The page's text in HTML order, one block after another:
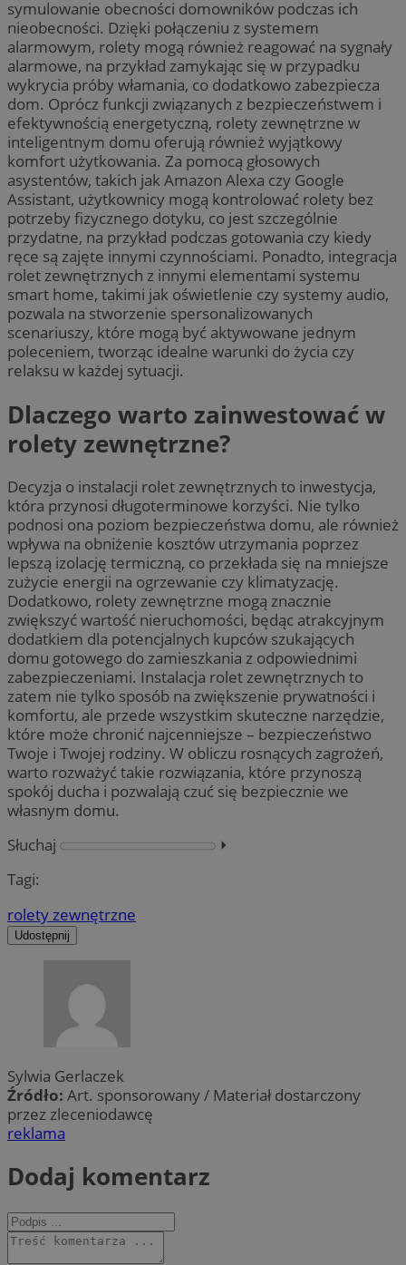
symulowanie obecności domowników podczas ich
nieobecności. Dzięki połączeniu z systemem
alarmowym, rolety mogą również reagować na sygnały
alarmowe, na przykład zamykając się w przypadku
wykrycia próby włamania, co dodatkowo zabezpiecza
dom. Oprócz funkcji związanych z bezpieczeństwem i
efektywnością energetyczną, rolety zewnętrzne w
inteligentnym domu oferują również wyjątkowy
komfort użytkowania. Za pomocą głosowych
asystentów, takich jak Amazon Alexa czy Google
Assistant, użytkownicy mogą kontrolować rolety bez
potrzeby fizycznego dotyku, co jest szczególnie
przydatne, na przykład podczas gotowania czy kiedy
ręce są zajęte innymi czynnościami. Ponadto, integracja
rolet zewnętrznych z innymi elementami systemu
smart home, takimi jak oświetlenie czy systemy audio,
pozwala na stworzenie spersonalizowanych
scenariuszy, które mogą być aktywowane jednym
poleceniem, tworząc idealne warunki do życia czy
relaksu w każdej sytuacji.
Dlaczego warto zainwestować w
rolety zewnętrzne?
Decyzja o instalacji rolet zewnętrznych to inwestycja,
która przynosi długoterminowe korzyści. Nie tylko
podnosi ona poziom bezpieczeństwa domu, ale również
wpływa na obniżenie kosztów utrzymania poprzez
lepszą izolację termiczną, co przekłada się na mniejsze
zużycie energii na ogrzewanie czy klimatyzację.
Dodatkowo, rolety zewnętrzne mogą znacznie
zwiększyć wartość nieruchomości, będąc atrakcyjnym
dodatkiem dla potencjalnych kupców szukających
domu gotowego do zamieszkania z odpowiednimi
zabezpieczeniami. Instalacja rolet zewnętrznych to
zatem nie tylko sposób na zwiększenie prywatności i
komfortu, ale przede wszystkim skuteczne narzędzie,
które może chronić najcenniejsze – bezpieczeństwo
Twoje i Twojej rodziny. W obliczu rosnących zagrożeń,
warto rozważyć takie rozwiązania, które przynoszą
spokój ducha i pozwalają czuć się bezpiecznie we
własnym domu.
Słuchaj
⏵︎
Tagi:
rolety zewnętrzne
Udostępnij
Sylwia Gerlaczek
Źródło: Art. sponsorowany / Materiał dostarczony
przez zleceniodawcę
reklama
Dodaj komentarz